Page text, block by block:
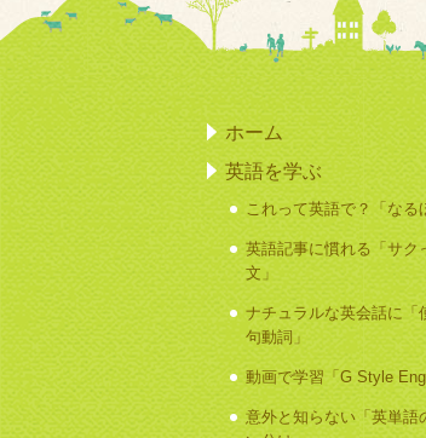
ホーム
英語を学ぶ
これって英語で？「なる
英語記事に慣れる「サク
文」
ナチュラルな英会話に「
句動詞」
動画で学習「G Style
意外と知らない「英単語